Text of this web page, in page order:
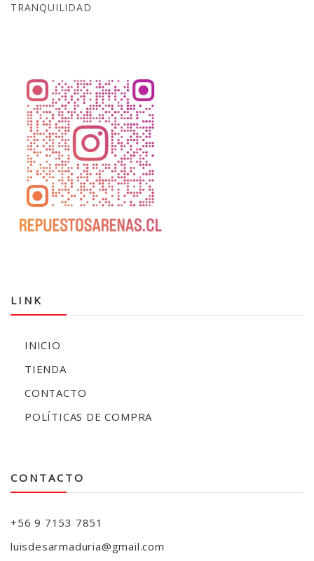
TRANQUILIDAD
LINK
INICIO
TIENDA
CONTACTO
POLÍTICAS DE COMPRA
CONTACTO
+56 9 7153 7851
luisdesarmaduria@gmail.com